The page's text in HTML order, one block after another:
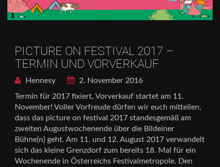
PICTURE ON FESTIVAL 2017 –
TERMIN UND VORVERKAUF
Hennesy
2. November 2016
Termin für 2017 fixiert, Vorverkauf startet am 11.
November! Voller Vorfreude dürfen wir euch mitteilen,
dass das picture on festival 2017 standesgemäß am
zweiten Augustwochenende über die Bildeiner
Bühne(n) geht. Am 11. und 12. August 2017 verwandelt
sich das kleine Grenzdorf zum bereits 18. Mal für ein
Wochenende in Österreichs Festivalmetropole. Den